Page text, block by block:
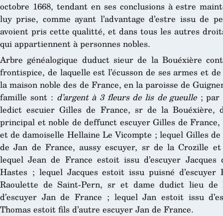
octobre 1668, tendant en ses conclusions à estre
luy prise, comme ayant l’advantage d’estre issu de
avoient pris cette qualitté, et dans tous les autres
qui appartiennent à personnes nobles.
Arbre généalogique duduct sieur de la Bouéxière
frontispice, de laquelle est l’écusson de ses armes et
la maison noble des de France, en la paroisse de
famille sont : d’argent à 3 fleurs de lis de gueulle; par
ledict escuier Gilles de France, sr de la Bouéxière,
principal et noble de deffunct escuyer Gilles de
et de damoiselle Hellaine Le Vicompte ; lequel Gilles
de Jan de France, aussy escuyer, sr de la Crozille
lequel Jean de France estoit issu d’escuyer
Hastes ; lequel Jacques estoit issu puisné
Raoulette de Saint-Pern, sr et dame dudict lieu
d’escuyer Jan de France ; lequel Jan estoit issu
Thomas estoit fils d’autre escuyer Jan de France.